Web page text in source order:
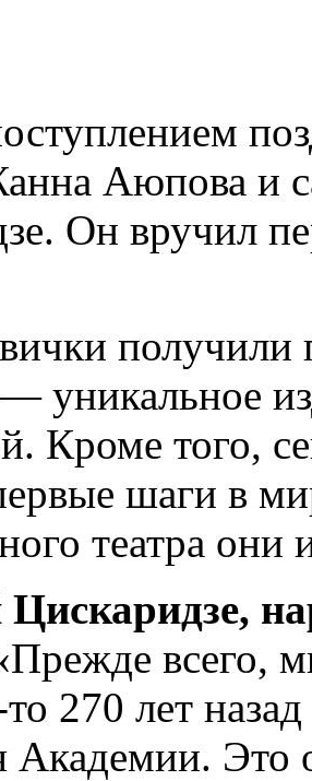
Аюпова и
Он вручил
уникальное
Кроме того,
шаги в
театра они
всего,
то 270 лет
Академии. Это